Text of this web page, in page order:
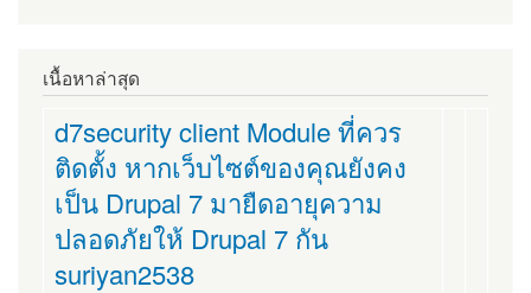
เนื้อหาล่าสุด
d7security client Module ที่ควร
ติดตั้ง หากเว็บไซต์ของคุณยังคง
เป็น Drupal 7 มายืดอายุความ
ปลอดภัยให้ Drupal 7 กัน
suriyan2538